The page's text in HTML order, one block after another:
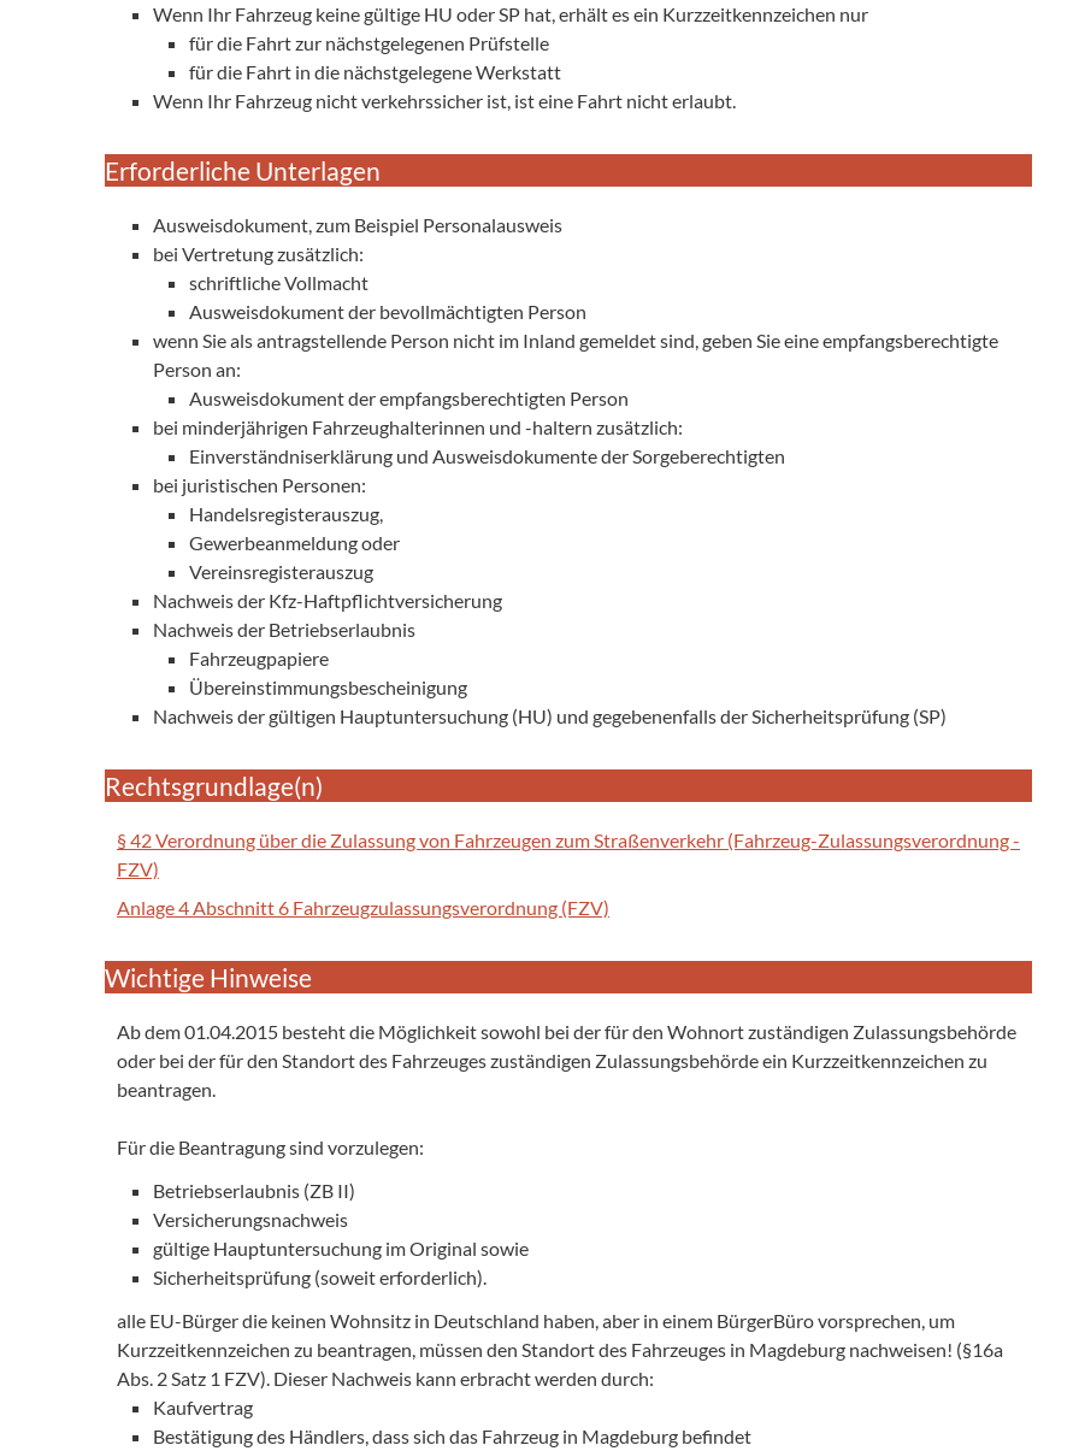
Wenn Ihr Fahrzeug keine gültige HU oder SP hat, erhält es ein Kurzzeitkennzeichen nur
für die Fahrt zur nächstgelegenen Prüfstelle
für die Fahrt in die nächstgelegene Werkstatt
Wenn Ihr Fahrzeug nicht verkehrssicher ist, ist eine Fahrt nicht erlaubt.
Erforderliche Unterlagen
Ausweisdokument, zum Beispiel Personalausweis
bei Vertretung zusätzlich:
schriftliche Vollmacht
Ausweisdokument der bevollmächtigten Person
wenn Sie als antragstellende Person nicht im Inland gemeldet sind, geben Sie eine empfangsberechtigte
Person an:
Ausweisdokument der empfangsberechtigten Person
bei minderjährigen Fahrzeughalterinnen und -haltern zusätzlich:
Einverständniserklärung und Ausweisdokumente der Sorgeberechtigten
bei juristischen Personen:
Handelsregisterauszug,
Gewerbeanmeldung oder
Vereinsregisterauszug
Nachweis der Kfz-Haftpflichtversicherung
Nachweis der Betriebserlaubnis
Fahrzeugpapiere
Übereinstimmungsbescheinigung
Nachweis der gültigen Hauptuntersuchung (HU) und gegebenenfalls der Sicherheitsprüfung (SP)
Rechtsgrundlage(n)
§ 42 Verordnung über die Zulassung von Fahrzeugen zum Straßenverkehr (Fahrzeug-Zulassungsverordnung -
FZV)
Anlage 4 Abschnitt 6 Fahrzeugzulassungsverordnung (FZV)
Wichtige Hinweise
Ab dem 01.04.2015 besteht die Möglichkeit sowohl bei der für den Wohnort zuständigen Zulassungsbehörde
oder bei der für den Standort des Fahrzeuges zuständigen Zulassungsbehörde ein Kurzzeitkennzeichen zu
beantragen.
Für die Beantragung sind vorzulegen:
Betriebserlaubnis (ZB II)
Versicherungsnachweis
gültige Hauptuntersuchung im Original sowie
Sicherheitsprüfung (soweit erforderlich).
alle EU-Bürger die keinen Wohnsitz in Deutschland haben, aber in einem BürgerBüro vorsprechen, um
Kurzzeitkennzeichen zu beantragen, müssen den Standort des Fahrzeuges in Magdeburg nachweisen! (§16a
Abs. 2 Satz 1 FZV). Dieser Nachweis kann erbracht werden durch:
Kaufvertrag
Bestätigung des Händlers, dass sich das Fahrzeug in Magdeburg befindet